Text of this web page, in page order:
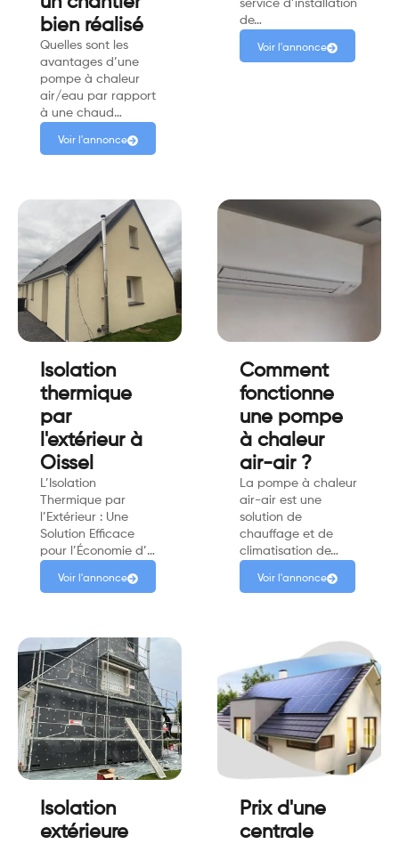
bien réalisé
Quelles sont les
avantages d’une
pompe à chaleur
air/eau par rapport
à une chaud…
Voir l'annonce
service d’installation
de…
Voir l'annonce
Isolation
thermique
par
l'extérieur à
Oissel
L’Isolation
Thermique par
l’Extérieur : Une
Solution Efficace
pour l’Économie d’…
Voir l'annonce
Comment
fonctionne
une pompe
à chaleur
air-air ?
La pompe à chaleur
air-air est une
solution de
chauffage et de
climatisation de…
Voir l'annonce
Isolation
extérieure
Prix d'une
centrale